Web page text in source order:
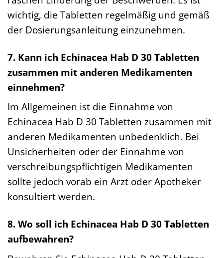
wichtig, die Tabletten regelmäßig und gemäß
der Dosierungsanleitung einzunehmen.
7. Kann ich Echinacea Hab D 30 Tabletten
zusammen mit anderen Medikamenten
einnehmen?
Im Allgemeinen ist die Einnahme von
Echinacea Hab D 30 Tabletten zusammen mit
anderen Medikamenten unbedenklich. Bei
Unsicherheiten oder der Einnahme von
verschreibungspflichtigen Medikamenten
sollte jedoch vorab ein Arzt oder Apotheker
konsultiert werden.
8. Wo soll ich Echinacea Hab D 30 Tabletten
aufbewahren?